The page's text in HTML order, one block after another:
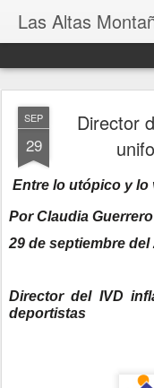
Las Altas
SEP
29
Director
Entre lo utópico y lo
Por Claudia
29 de septiembre del
Director del IVD
deportistas